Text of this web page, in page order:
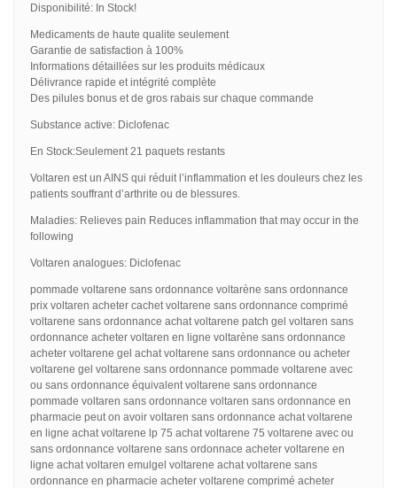
Disponibilité: In Stock!
Medicaments de haute qualite seulement
Garantie de satisfaction à 100%
Informations détaillées sur les produits médicaux
Délivrance rapide et intégrité complète
Des pilules bonus et de gros rabais sur chaque commande
Substance active: Diclofenac
En Stock:Seulement 21 paquets restants
Voltaren est un AINS qui réduit l’inflammation et les douleurs chez les
patients souffrant d’arthrite ou de blessures.
Maladies: Relieves pain Reduces inflammation that may occur in the
following
Voltaren analogues: Diclofenac
pommade voltarene sans ordonnance voltarène sans ordonnance
prix voltaren acheter cachet voltarene sans ordonnance comprimé
voltarene sans ordonnance achat voltarene patch gel voltaren sans
ordonnance acheter voltaren en ligne voltarène sans ordonnance
acheter voltarene gel achat voltarene sans ordonnance ou acheter
voltarene gel voltarene sans ordonnance pommade voltarene avec
ou sans ordonnance équivalent voltarene sans ordonnance
pommade voltaren sans ordonnance voltaren sans ordonnance en
pharmacie peut on avoir voltaren sans ordonnance achat voltarene
en ligne achat voltarene lp 75 achat voltarene 75 voltarene avec ou
sans ordonnance voltarene sans ordonnace acheter voltarene en
ligne achat voltaren emulgel voltarene achat voltarene sans
ordonnance en pharmacie acheter voltarene comprimé acheter